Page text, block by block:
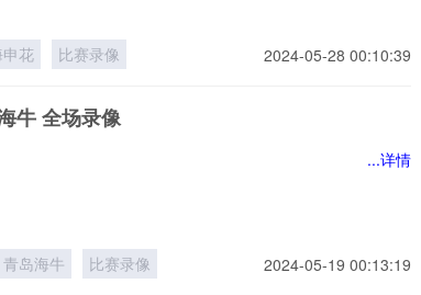
申花 比赛录像 2024-05-28 00:10:39
牛 全场录像
...详情
青岛海牛 比赛录像 2024-05-19 00:13:19